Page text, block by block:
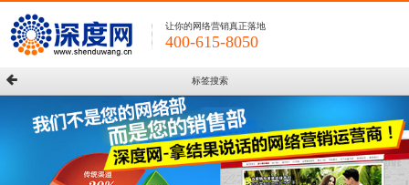
让你的网络营销真正落地
400-615-8050
标签搜索